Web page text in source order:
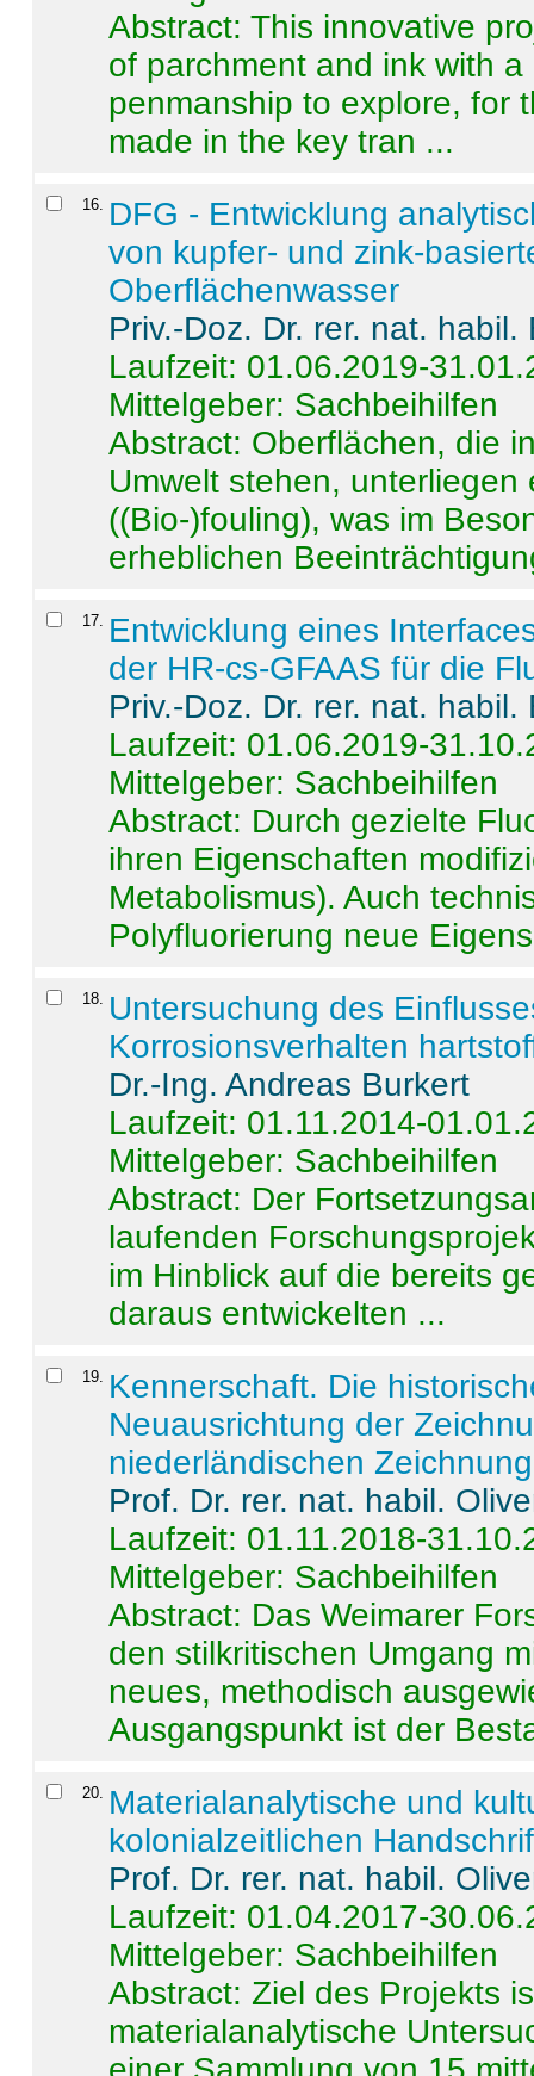
Abstract:This innovative
of parchment and ink with
penmanship to explore, for
made in the key tran ...
16
DFG - Entwicklung
von kupfer- und zink-
Oberflächenwasser
Priv.-Doz. Dr. rer. nat.
Laufzeit: 01.06.2019-
Mittelgeber: Sachbeihilfen
Abstract: Oberflächen, die
Umwelt stehen,
((Bio-)fouling), was im
erheblichen
17
Entwicklung eines
der HR-cs-GFAAS für die
Priv.-Doz. Dr. rer. nat.
Laufzeit: 01.06.2019-
Mittelgeber: Sachbeihilfen
Abstract: Durch gezielte
ihren Eigenschaften
Metabolismus). Auch
Polyfluorierung neue
18
Untersuchung des
Korrosionsverhalten
Dr.-Ing. Andreas Burkert
Laufzeit: 01.11.2014-
Mittelgeber: Sachbeihilfen
Abstract: Der
laufenden
im Hinblick auf die bereits
daraus entwickelten ...
19
Kennerschaft. Die
Neuausrichtung der
niederländischen
Prof. Dr. rer. nat. habil.
Laufzeit: 01.11.2018-
Mittelgeber: Sachbeihilfen
Abstract: Das Weimarer
den stilkritischen Umgang
neues, methodisch
Ausgangspunkt ist der
20
Materialanalytische und
kolonialzeitlichen
Prof. Dr. rer. nat. habil.
Laufzeit: 01.04.2017-
Mittelgeber: Sachbeihilfen
Abstract:Ziel des Projekts
materialanalytische